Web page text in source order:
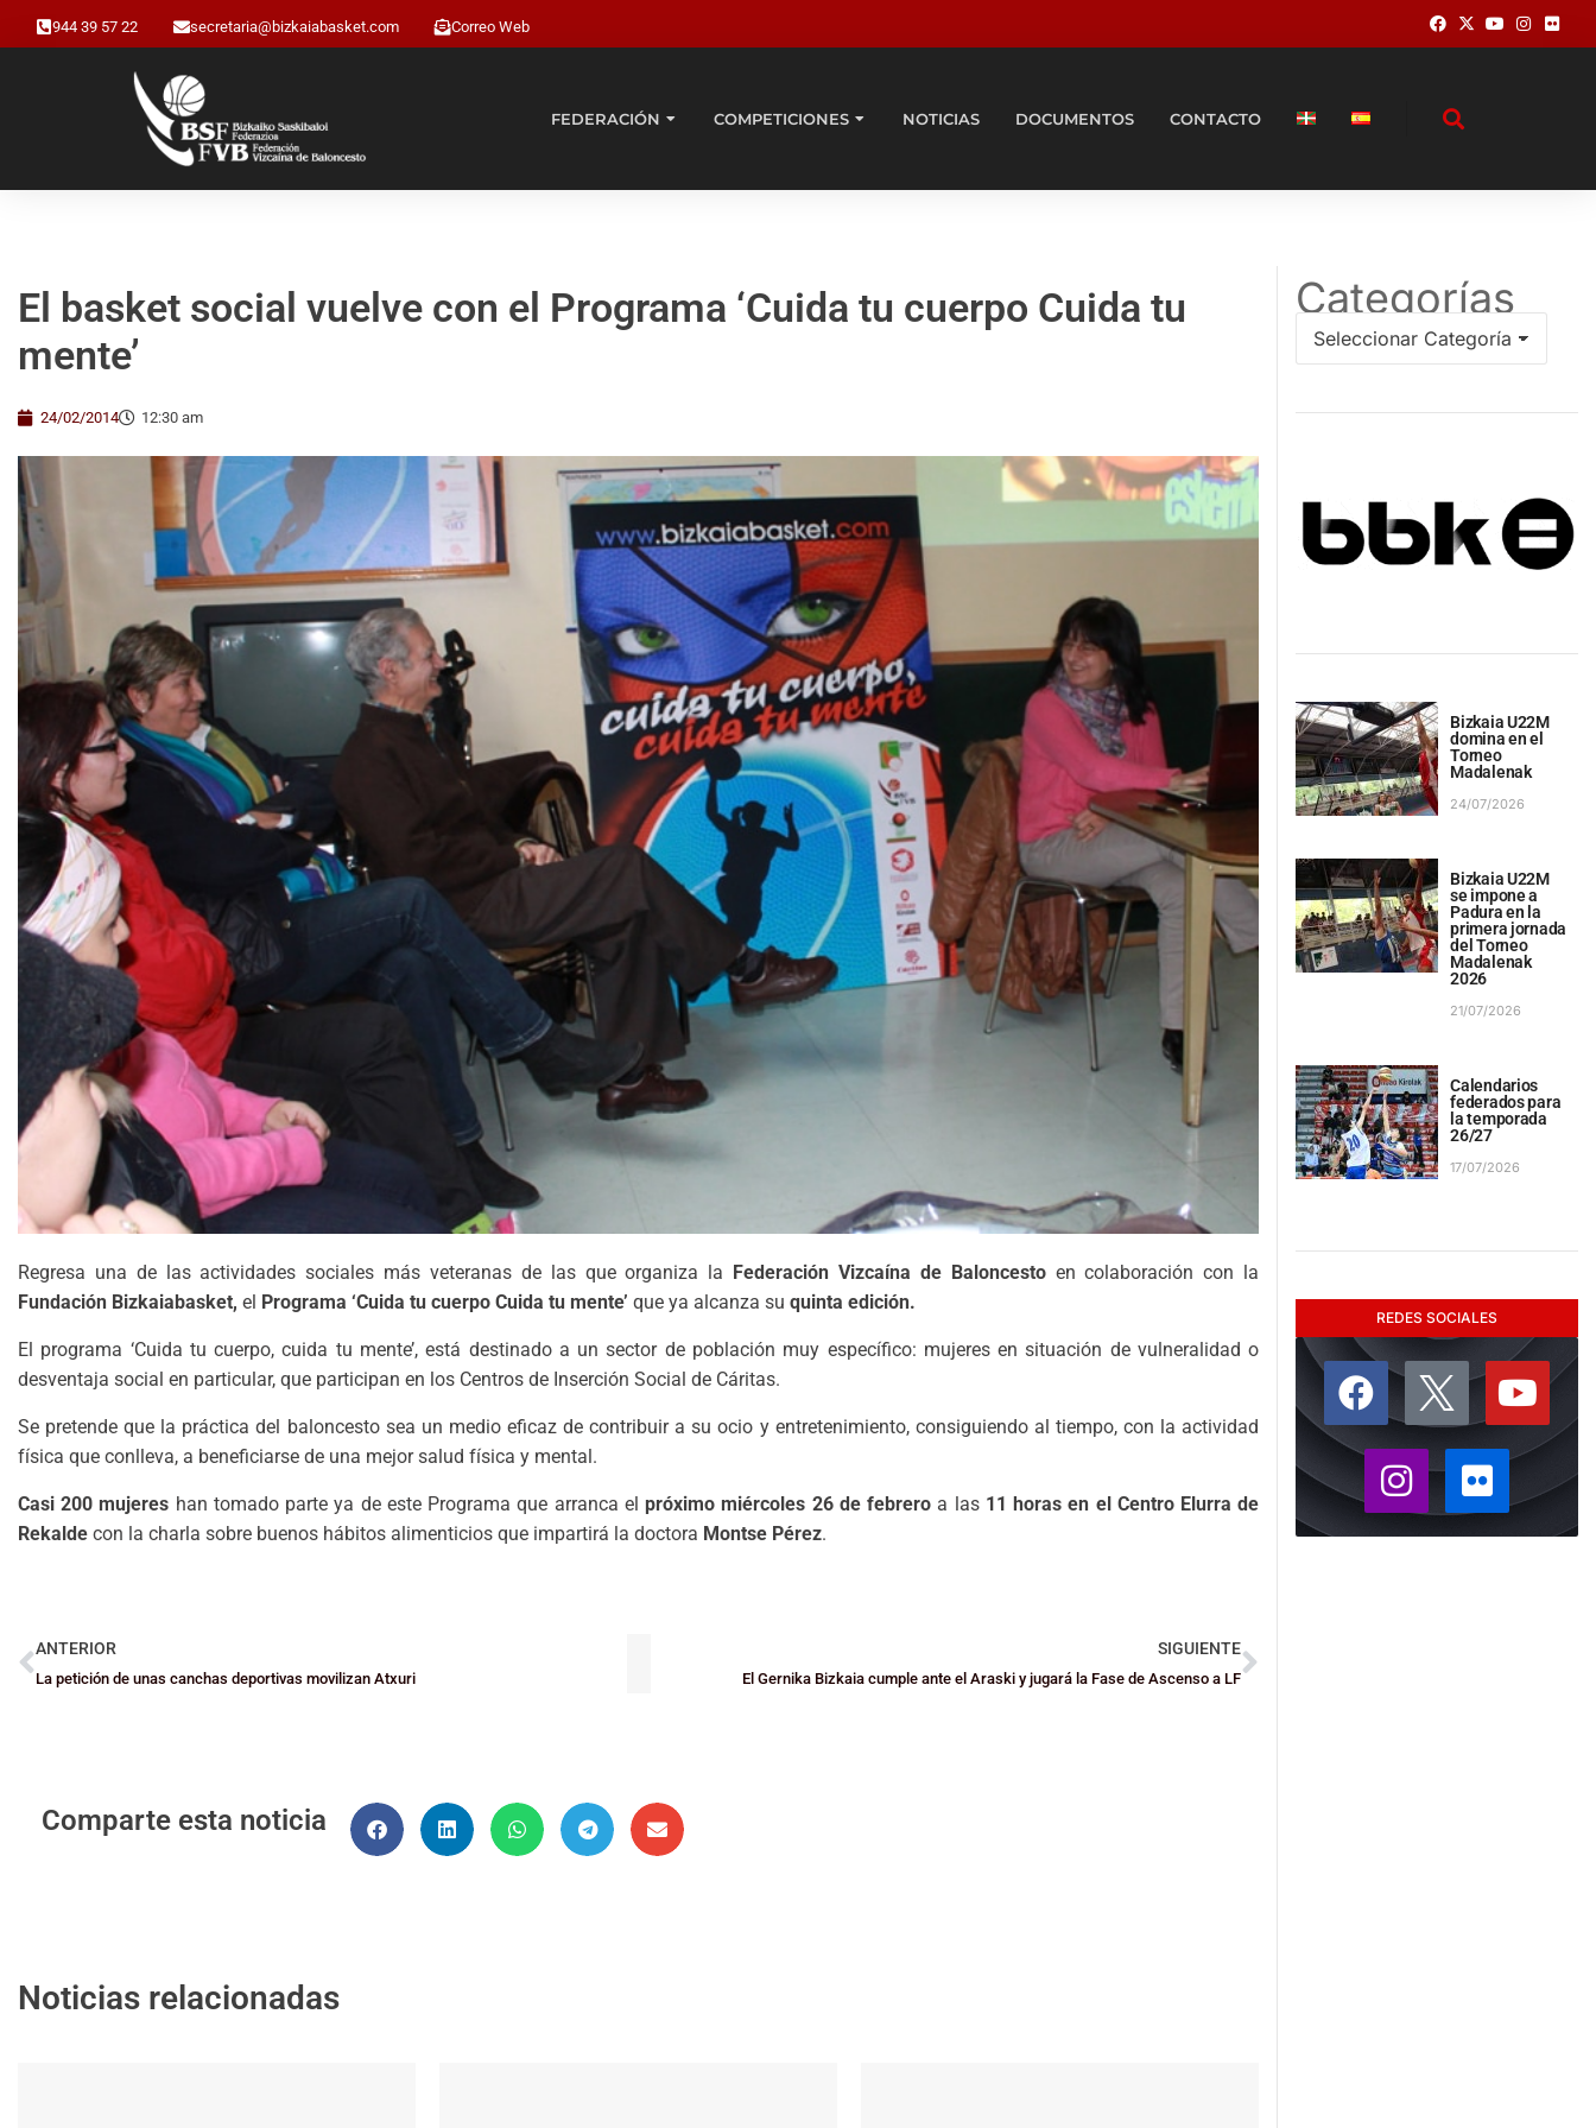
944 39 57 22 secretaria@bizkaiabasket.com Correo Web
FEDERACIÓN COMPETICIONES NOTICIAS DOCUMENTOS CONTACTO
El basket social vuelve con el Programa ‘Cuida tu cuerpo Cuida tu
mente’
24/02/2014 12:30 am
Regresa una de las actividades sociales más veteranas de las que organiza la Federación Vizcaína de Baloncestoen colaboración con la
Fundación Bizkaiabasket, el Programa ‘Cuida tu cuerpo Cuida tu mente’ que ya alcanza su quinta edición.
El programa ‘Cuida tu cuerpo, cuida tu mente’, está destinado a un sector de población muy específico: mujeres en situación de vulneralidad o
desventaja social en particular, que participan en los Centros de Inserción Social de Cáritas.
Se pretende que la práctica del baloncesto sea un medio eficaz de contribuir a su ocio y entretenimiento, consiguiendo al tiempo, con la actividad
física que conlleva, a beneficiarse de una mejor salud física y mental.
Casi 200 mujeres han tomado parte ya de este Programa que arranca el próximo miércoles 26 de febrero a las 11 horas en el Centro Elurra de
Rekalde con la charla sobre buenos hábitos alimenticios que impartirá la doctora Montse Pérez.
ANTERIOR
La petición de unas canchas deportivas movilizan Atxuri
SIGUIENTE
El Gernika Bizkaia cumple ante el Araski y jugará la Fase de Ascenso a LF
Comparte esta noticia
Noticias relacionadas
Categorías
Bizkaia U22M
domina en el
Torneo
Madalenak
24/07/2026
Bizkaia U22M
se impone a
Padura en la
primera jornada
del Torneo
Madalenak
2026
21/07/2026
Calendarios
federados para
la temporada
26/27
17/07/2026
REDES SOCIALES